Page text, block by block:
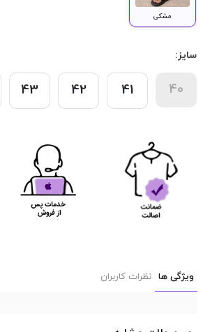
مشکی
سایز:
40
41
42
43
ویژگی ها نظرات کاربران